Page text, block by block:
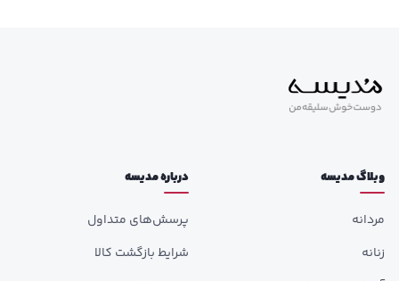
وبلاگ مدیسه
مردانه
زنانه
درباره مدیسه
پرسش‌های متداول
شرایط بازگشت کالا